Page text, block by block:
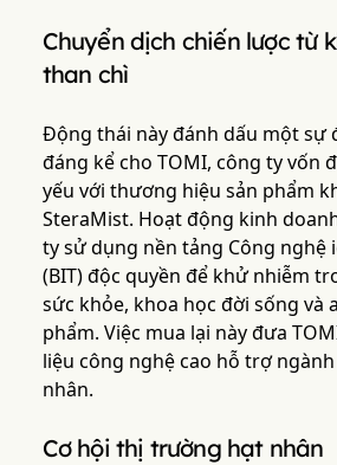
Chuyển dịch chiến lược từ
than chì
Động thái này đánh dấu một sự
đáng kể cho TOMI, công ty vốn
yếu với thương hiệu sản phẩm
SteraMist. Hoạt động kinh
ty sử dụng nền tảng Công nghệ
(BIT) độc quyền để khử nhiễm
sức khỏe, khoa học đời sống và
phẩm. Việc mua lại này đưa
liệu công nghệ cao hỗ trợ
nhân.
Cơ hội thị trường hạt nhân